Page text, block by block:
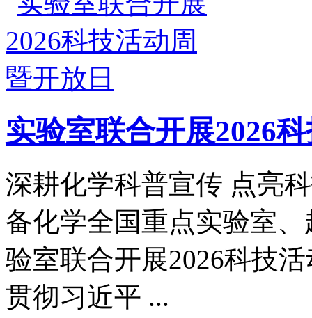
实验室联合开展2026
深耕化学科普宣传 点亮
备化学全国重点实验室
验室联合开展2026科
贯彻习近平 ...